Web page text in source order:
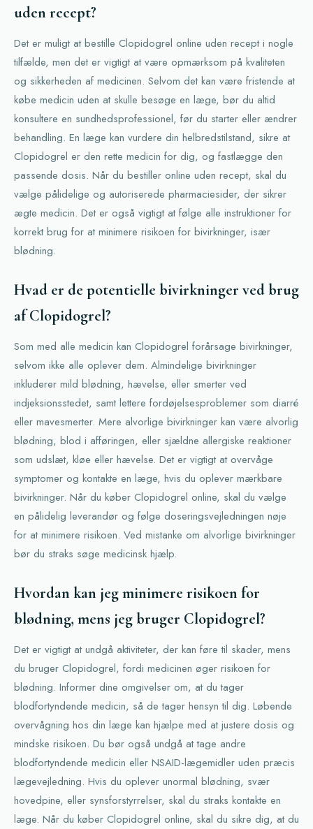
uden recept?
Det er muligt at bestille Clopidogrel online uden recept i nogle
tilfælde, men det er vigtigt at være opmærksom på kvaliteten
og sikkerheden af medicinen. Selvom det kan være fristende at
købe medicin uden at skulle besøge en læge, bør du altid
konsultere en sundhedsprofessionel, før du starter eller ændrer
behandling. En læge kan vurdere din helbredstilstand, sikre at
Clopidogrel er den rette medicin for dig, og fastlægge den
passende dosis. Når du bestiller online uden recept, skal du
vælge pålidelige og autoriserede pharmaciesider, der sikrer
ægte medicin. Det er også vigtigt at følge alle instruktioner for
korrekt brug for at minimere risikoen for bivirkninger, især
blødning.
Hvad er de potentielle bivirkninger ved brug
af Clopidogrel?
Som med alle medicin kan Clopidogrel forårsage bivirkninger,
selvom ikke alle oplever dem. Almindelige bivirkninger
inkluderer mild blødning, hævelse, eller smerter ved
indjeksionsstedet, samt lettere fordøjelsesproblemer som diarré
eller mavesmerter. Mere alvorlige bivirkninger kan være alvorlig
blødning, blod i afføringen, eller sjældne allergiske reaktioner
som udslæt, kløe eller hævelse. Det er vigtigt at overvåge
symptomer og kontakte en læge, hvis du oplever mærkbare
bivirkninger. Når du køber Clopidogrel online, skal du vælge
en pålidelig leverandør og følge doseringsvejledningen nøje
for at minimere risikoen. Ved mistanke om alvorlige bivirkninger
bør du straks søge medicinsk hjælp.
Hvordan kan jeg minimere risikoen for
blødning, mens jeg bruger Clopidogrel?
Det er vigtigt at undgå aktiviteter, der kan føre til skader, mens
du bruger Clopidogrel, fordi medicinen øger risikoen for
blødning. Informer dine omgivelser om, at du tager
blodfortyndende medicin, så de tager hensyn til dig. Løbende
overvågning hos din læge kan hjælpe med at justere dosis og
mindske risikoen. Du bør også undgå at tage andre
blodfortyndende medicin eller NSAID-lægemidler uden præcis
lægevejledning. Hvis du oplever unormal blødning, svær
hovedpine, eller synsforstyrrelser, skal du straks kontakte en
læge. Når du køber Clopidogrel online, skal du sikre dig, at du